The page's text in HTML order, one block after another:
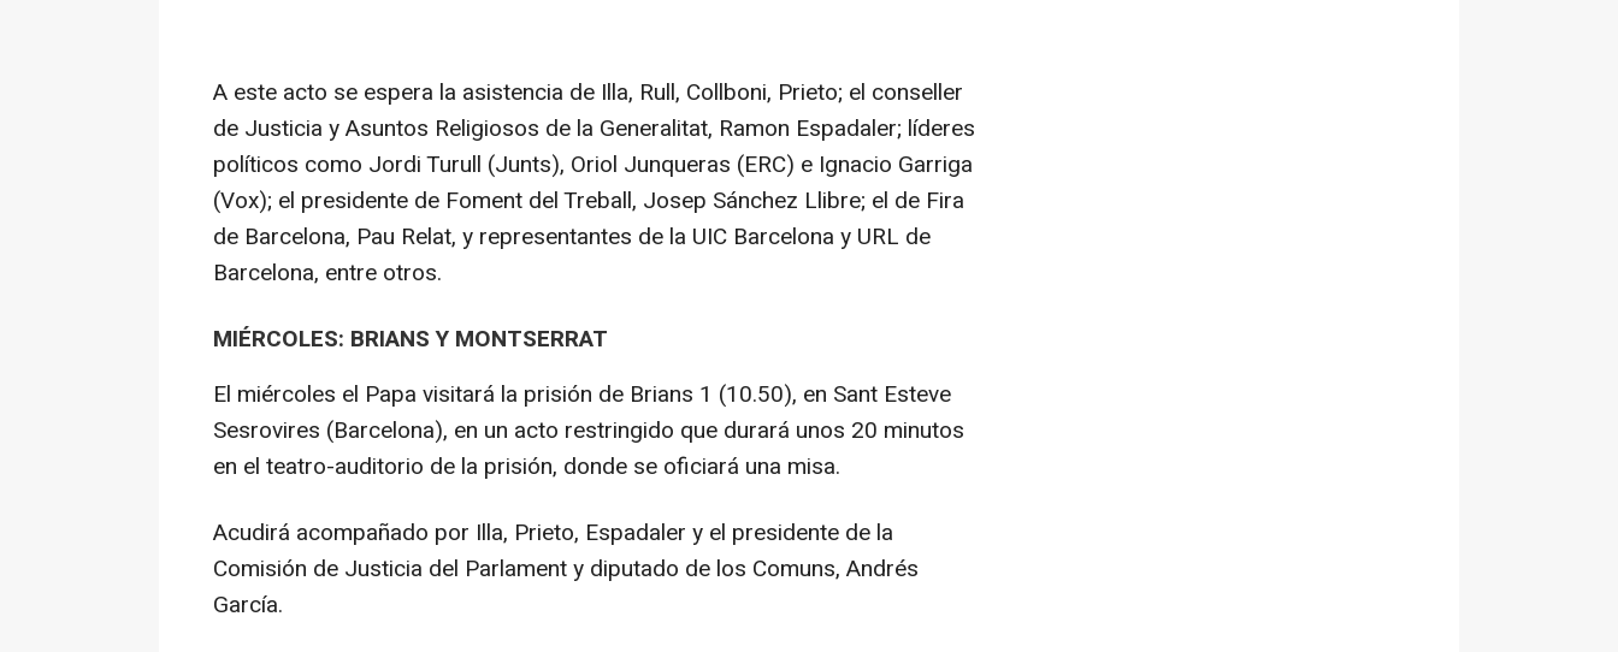
A este acto se espera la asistencia de Illa, Rull, Collboni, Prieto; el conseller
de Justicia y Asuntos Religiosos de la Generalitat, Ramon Espadaler; líderes
políticos como Jordi Turull (Junts), Oriol Junqueras (ERC) e Ignacio Garriga
(Vox); el presidente de Foment del Treball, Josep Sánchez Llibre; el de Fira
de Barcelona, Pau Relat, y representantes de la UIC Barcelona y URL de
Barcelona, entre otros.
MIÉRCOLES: BRIANS Y MONTSERRAT
El miércoles el Papa visitará la prisión de Brians 1 (10.50), en Sant Esteve
Sesrovires (Barcelona), en un acto restringido que durará unos 20 minutos
en el teatro-auditorio de la prisión, donde se oficiará una misa.
Acudirá acompañado por Illa, Prieto, Espadaler y el presidente de la
Comisión de Justicia del Parlament y diputado de los Comuns, Andrés
García.